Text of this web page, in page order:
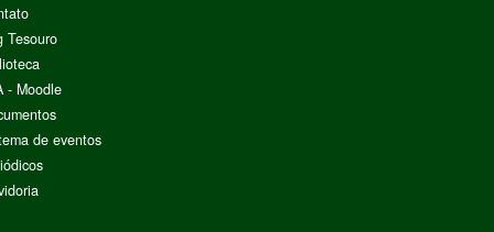
Tesouro
- Moodle
de eventos